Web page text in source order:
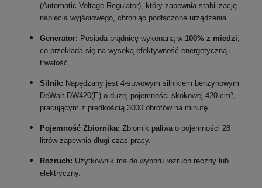
(Automatic Voltage Regulator), który zapewnia stabilizację
napięcia wyjściowego, chroniąc podłączone urządzenia.
Generator: Posiada prądnicę wykonaną w100% z miedzi
co przekłada się na wysoką efektywność energetyczną i
trwałość.
Silnik: Napędzany jest 4-suwowym silnikiem benzynowym
DeWalt DW420(E) o dużej pojemności skokowej 420 cm³,
pracującym z prędkością 3000 obrotów na minutę.
Pojemność Zbiornika: Zbiornik paliwa o pojemności 28
litrów zapewnia długi czas pracy.
Rozruch: Użytkownik ma do wyboru rozruch ręczny lub
elektryczny.